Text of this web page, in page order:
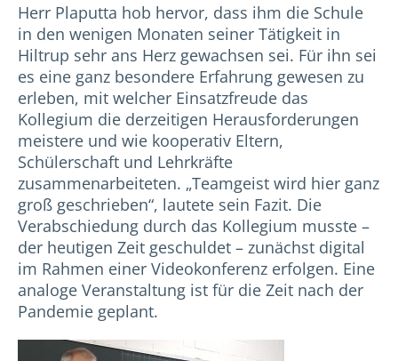
Herr Plaputta hob hervor, dass ihm die Schule
in den wenigen Monaten seiner Tätigkeit in
Hiltrup sehr ans Herz gewachsen sei. Für ihn sei
es eine ganz besondere Erfahrung gewesen zu
erleben, mit welcher Einsatzfreude das
Kollegium die derzeitigen Herausforderungen
meistere und wie kooperativ Eltern,
Schülerschaft und Lehrkräfte
zusammenarbeiteten. „Teamgeist wird hier ganz
groß geschrieben“, lautete sein Fazit. Die
Verabschiedung durch das Kollegium musste –
der heutigen Zeit geschuldet – zunächst digital
im Rahmen einer Videokonferenz erfolgen. Eine
analoge Veranstaltung ist für die Zeit nach der
Pandemie geplant.